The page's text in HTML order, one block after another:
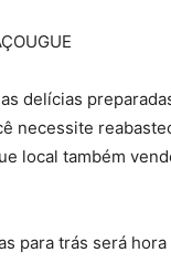
delícias
necessite
local também
para trás será